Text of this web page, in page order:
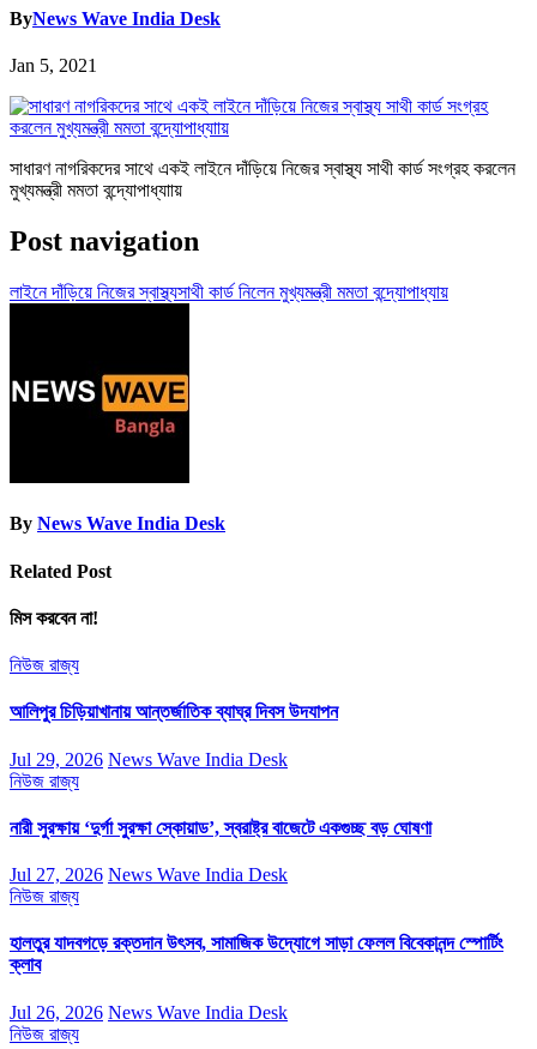
ByNews Wave India Desk
Jan 5, 2021
সাধারণ নাগরিকদের সাথে একই লাইনে দাঁড়িয়ে নিজের স্বাস্থ্য সাথী কার্ড সংগ্রহ করলেন
মুখ্যমন্ত্রী মমতা বন্দ্যোপাধ্যাায়
Post navigation
লাইনে দাঁড়িয়ে নিজের স্বাস্থ্যসাথী কার্ড নিলেন মুখ্যমন্ত্রী মমতা বন্দ্যোপাধ্যায়
By News Wave India Desk
Related Post
মিস করবেন না!
নিউজ রাজ্য
আলিপুর চিড়িয়াখানায় আন্তর্জাতিক ব্যাঘ্র দিবস উদযাপন
Jul 29, 2026 News Wave India Desk
নিউজ রাজ্য
নারী সুরক্ষায় ‘দুর্গা সুরক্ষা স্কোয়াড’, স্বরাষ্ট্র বাজেটে একগুচ্ছ বড় ঘোষণা
Jul 27, 2026 News Wave India Desk
নিউজ রাজ্য
হালতুর যাদবগড়ে রক্তদান উৎসব, সামাজিক উদ্যোগে সাড়া ফেলল বিবেকানন্দ স্পোর্টিং
ক্লাব
Jul 26, 2026 News Wave India Desk
নিউজ রাজ্য